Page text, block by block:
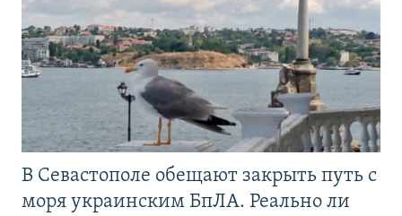
В Севастополе обещают закрыть путь с
моря украинским БпЛА. Реально ли